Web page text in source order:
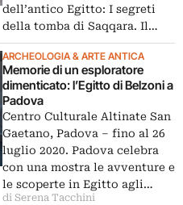
dell’antico Egitto: I segreti
della tomba di Saqqara. Il…
ARCHEOLOGIA & ARTE ANTICA
Memorie di un esploratore
dimenticato: l’Egitto di Belzoni a
Padova
Centro Culturale Altinate San
Gaetano, Padova – fino al 26
luglio 2020. Padova celebra
con una mostra le avventure e
le scoperte in Egitto agli…
di Serena Tacchini